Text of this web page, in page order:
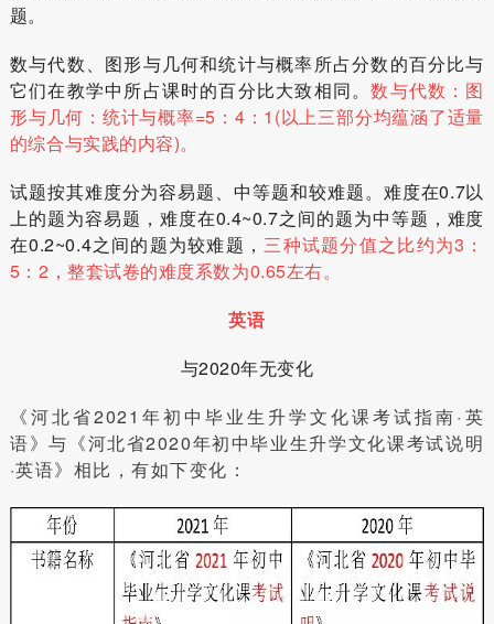
题。
数与代数、图形与几何和统计与概率所占分数的百分比与
它们在教学中所占课时的百分比大致相同。数与代数：图
形与几何：统计与概率=5：4：1(以上三部分均蕴涵了适量
的综合与实践的内容)。
试题按其难度分为容易题、中等题和较难题。难度在0.7以
上的题为容易题，难度在0.4~0.7之间的题为中等题，难度
在0.2~0.4之间的题为较难题，三种试题分值之比约为3：
5：2，整套试卷的难度系数为0.65左右。
英语
与2020年无变化
《河北省2021年初中毕业生升学文化课考试指南·英
语》与《河北省2020年初中毕业生升学文化课考试说明
·英语》相比，有如下变化：